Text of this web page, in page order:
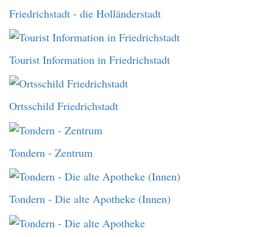
Friedrichstadt - die Holländerstadt
Tourist Information in Friedrichstadt
Ortsschild Friedrichstadt
Tondern - Zentrum
Tondern - Die alte Apotheke (Innen)